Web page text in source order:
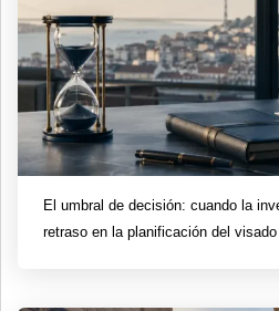
El umbral de decisión: cuando la
retraso en la planificación del